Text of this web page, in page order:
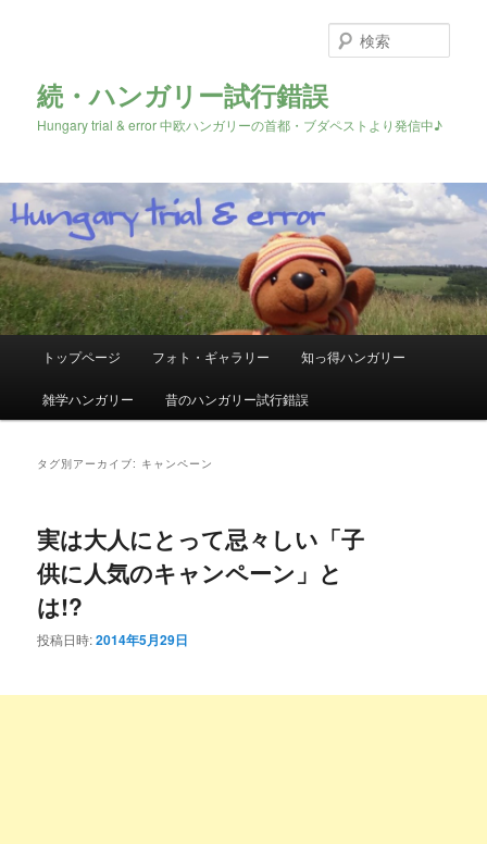
続・ハンガリー試行錯誤
Hungary trial & error 中欧ハンガリーの首都・ブダペストより発信中♪
索
メ
イ
ン
テ
ン
サ
ブ
テ
ン
ツ
トップページ フォト・ギャラリー 知っ得ハンガリー
雑学ハンガリー 昔のハンガリー試行錯誤
タグ別アーカイブ: キャンペーン
実は大人にとって忌々しい「子
供に人気のキャンペーン」と
は!?
投稿日時:2014年5月29日